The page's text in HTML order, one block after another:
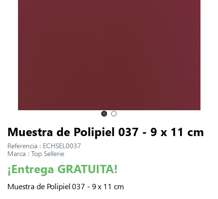
Muestra de Polipiel 037 - 9 x 11 cm
Referencia : ECHSEL0037
Marca : Top Sellerie
¡Entrega GRATUITA!
Muestra de Polipiel 037 - 9 x 11 cm